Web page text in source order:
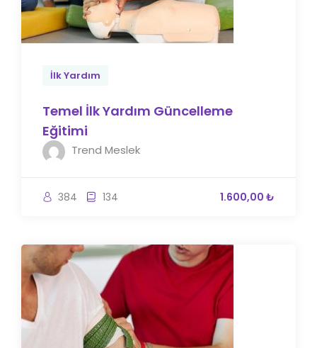
İlk Yardım
Temel İlk Yardım Güncelleme
Eğitimi
Trend Meslek
384 134 1.600,00 ₺